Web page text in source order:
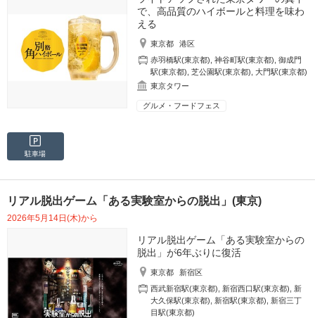
で、高品質のハイボールと料理を味わ
える
東京都
港区
赤羽橋駅(東京都) ,神谷町駅(東京都) ,御成門
駅(東京都) ,芝公園駅(東京都) ,大門駅(東京都)
東京タワー
グルメ・フードフェス
駐車場
リアル脱出ゲーム「ある実験室からの脱出」(東京)
2026年5月14日(木)から
リアル脱出ゲーム「ある実験室からの
脱出」が6年ぶりに復活
東京都
新宿区
西武新宿駅(東京都)
新宿西口駅(東京都)
新
大久保駅(東京都)
新宿駅(東京都)
新宿三丁
目駅(東京都)